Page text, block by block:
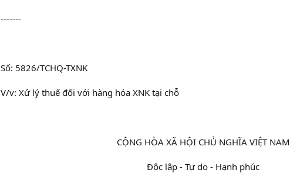
-------
Số: 5826/TCHQ-TXNK
V/v: Xử lý thuế đối với hàng hóa XNK tại chỗ
CỘNG HÒA XÃ HỘI CHỦ NGHĨA VIỆT NAM​
Độc lập - Tự do - Hạnh phúc​